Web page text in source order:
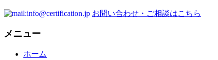
お問い合わせ・ご相談はこちら
メニュー
ホーム